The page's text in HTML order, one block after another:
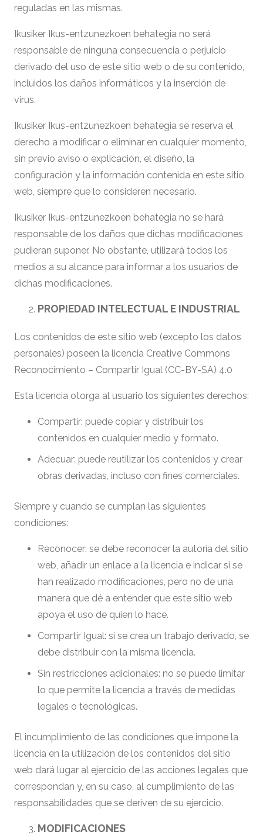
reguladas en las mismas.
Ikusiker Ikus-entzunezkoen behategia no será
responsable de ninguna consecuencia o perjuicio
derivado del uso de este sitio web o de su contenido,
incluidos los daños informáticos y la inserción de
virus.
Ikusiker Ikus-entzunezkoen behategia se reserva el
derecho a modificar o eliminar en cualquier momento,
sin previo aviso o explicación, el diseño, la
configuración y la información contenida en este sitio
web, siempre que lo consideren necesario.
Ikusiker Ikus-entzunezkoen behategia no se hará
responsable de los daños que dichas modificaciones
pudieran suponer. No obstante, utilizará todos los
medios a su alcance para informar a los usuarios de
dichas modificaciones.
PROPIEDAD INTELECTUAL E INDUSTRIAL
Los contenidos de este sitio web (excepto los datos
personales) poseen la licencia Creative Commons
Reconocimiento – Compartir Igual (CC-BY-SA) 4.0
Esta licencia otorga al usuario los siguientes derechos:
Compartir: puede copiar y distribuir los
contenidos en cualquier medio y formato.
Adecuar: puede reutilizar los contenidos y crear
obras derivadas, incluso con fines comerciales.
Siempre y cuando se cumplan las siguientes
condiciones:
Reconocer: se debe reconocer la autoría del sitio
web, añadir un enlace a la licencia e indicar si se
han realizado modificaciones, pero no de una
manera que dé a entender que este sitio web
apoya el uso de quien lo hace.
Compartir Igual: si se crea un trabajo derivado, se
debe distribuir con la misma licencia.
Sin restricciones adicionales: no se puede limitar
lo que permite la licencia a través de medidas
legales o tecnológicas.
El incumplimiento de las condiciones que impone la
licencia en la utilización de los contenidos del sitio
web dará lugar al ejercicio de las acciones legales que
correspondan y, en su caso, al cumplimiento de las
responsabilidades que se deriven de su ejercicio.
MODIFICACIONES